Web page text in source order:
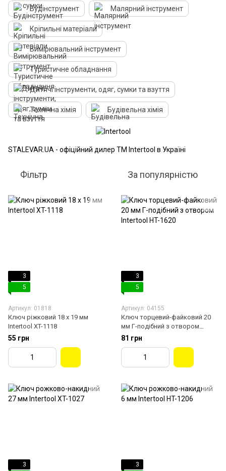
Будінструмент Малярний інструмент
Кріпильні матеріали
Вимірювальний інструмент
Туристичне обладнання
Дитячі інструменти, одяг, сумки та взуття
Технічна хімія Будівельна хімія
STALEVAR.UA - офіційний дилер ТМ Intertool в Україні
Фільтр За популярністю
3
5
Артикул: 01818
Ключ ріжковий 18 х 19 мм
Intertool XT-1118
55 грн
3
5
Артикул: 04155
Ключ торцевий-файковий 20
мм Г-подібний з отвором
Intertool HT-1620
81 грн
3
3